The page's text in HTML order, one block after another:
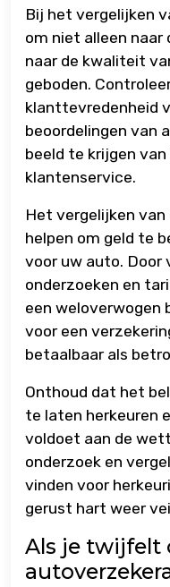
Bij het vergelijken
om niet alleen naar
naar de kwaliteit
geboden.
klanttevredenheid
beoordelingen van
beeld te krijgen
klantenservice.
Het vergelijken
helpen om geld te
voor uw auto. Door
onderzoeken en
een weloverwogen
voor een
betaalbaar als
Onthoud dat het
te laten herkeuren
voldoet aan de
onderzoek en
vinden voor
gerust hart weer
Als je twijfelt